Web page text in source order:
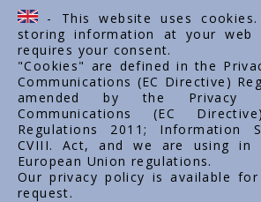
Contact
Carieră
- This website uses
storing information at your web
requires your consent.
"Cookies" are defined in the
Communications (EC Directive)
amended by the Privacy
Communications (EC
Regulations 2011; Information
CVIII. Act, and we are using in
European Union regulations.
Our privacy policy is available
request.